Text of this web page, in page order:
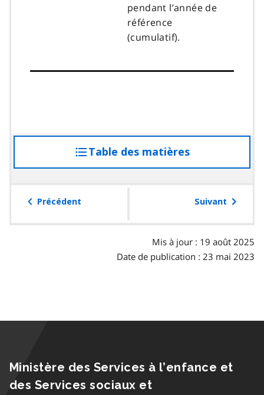
pendant l’année de
référence
(cumulatif).
Table des matières
à
table
Précédent Suivant
Mis à jour : 19 août 2025
Date de publication : 23 mai 2023
Ministère des Services à l’enfance et
des Services sociaux et